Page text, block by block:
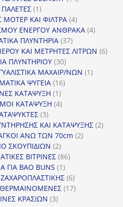
ΠΑΛΕΤΕΣ 11
προϊόν
ΜΟΤΕΡ ΚΑΙ ΦΙΛΤΡΑ 44
προϊόντα
ΕΝΕΡΓΟΥ ΑΝΘΡΑΚΑ 44
ΠΛΥΝΤΗΡΙΑ 3737
προϊόντα
ΚΑΙ ΜΕΤΡΗΤΕΣ ΛΙΤΡΩΝ 66
ΠΛΥΝΤΗΡΙΟΥ 3030
προϊόντα
ΜΑΧΑΙΡ/ΝΩΝ 11
ΨΥΓΕΙΑ 1616
ΚΑΤΑΨΥΞΗ 11
προϊόν
ΚΑΤΑΨΥΞΗ 44
33
προϊόντα
ΚΑΙ ΚΑΤΑΨΥΞΗΣ 22
ΑΝΩ ΤΩΝ 70cm 22
ΣΚΟΥΠΙΔΙΩΝ 22
προϊόντα
ΒΙΤΡΙΝΕΣ 8686
ΓΙΑ BAO BUNS 11
προϊόν
ΖΑΧΑΡΟΠΛΑΣΤΙΚΗΣ 66
προϊόντα
ΘΕΡΜΑΙΝΟΜΕΝΕΣ 1717
ΚΡΑΣΙΩΝ 33